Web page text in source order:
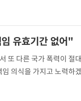
가 있습니다'라는
유효기간 없어"
또 다른 국가 폭력이 절
의식을 가지고 노력하
) 3기 출범 계기 국가 폭력